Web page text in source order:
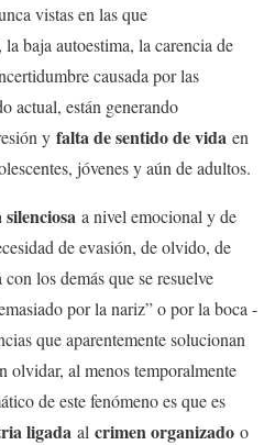
vistas en las que
, la baja autoestima, la carencia de
causada por las
actual, están generando
y falta de sentido de vida en
jóvenes y aún de adultos.
a nivel emocional y de
de evasión, de olvido, de
los demás que se resuelve
por la nariz” o por la boca -
que aparentemente solucionan
olvidar, al menos temporalmente
de este fenómeno es que es
ligada al crimen organizado o